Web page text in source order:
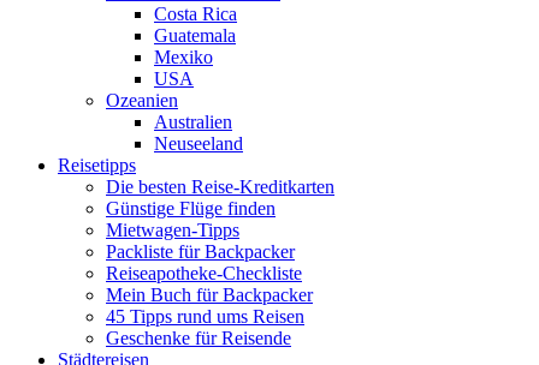
Costa Rica
Guatemala
Mexiko
USA
Ozeanien
Australien
Neuseeland
Reisetipps
Die besten Reise-Kreditkarten
Günstige Flüge finden
Mietwagen-Tipps
Packliste für Backpacker
Reiseapotheke-Checkliste
Mein Buch für Backpacker
45 Tipps rund ums Reisen
Geschenke für Reisende
Städtereisen